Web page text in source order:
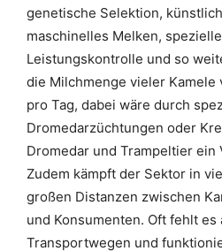
genetische Selektion,
maschinelles Melken,
Leistungskontrolle und so
die Milchmenge vieler
pro Tag, dabei wäre durch
Dromedarzüchtungen oder
Dromedar und Trampeltier ein
Zudem kämpft der Sektor in
großen Distanzen zwischen
und Konsumenten. Oft fehlt
Transportwegen und